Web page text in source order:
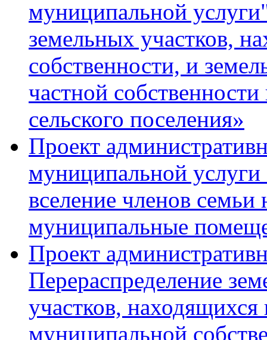
муниципальной
земельных участков,
собственности, и
частной
сельского поселения»
Проект
муниципальной
вселение членов
муниципальные
Проект
Перераспределение
участков, находящихся
муниципальной